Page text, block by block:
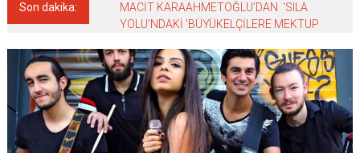
Son dakika:
MACİT KARAAHMETOĞLU’DAN ‘SILA
YOLU’NDAKİ ’BÜYÜKELÇİLERE MEKTUP